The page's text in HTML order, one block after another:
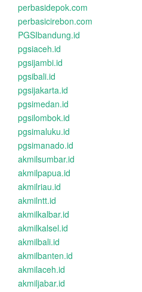
perbasidepok.com
perbasicirebon.com
PGSIbandung.id
pgsiaceh.id
pgsijambi.id
pgsibali.id
pgsijakarta.id
pgsimedan.id
pgsilombok.id
pgsimaluku.id
pgsimanado.id
akmilsumbar.id
akmilpapua.id
akmilriau.id
akmilntt.id
akmilkalbar.id
akmilkalsel.id
akmilbali.id
akmilbanten.id
akmilaceh.id
akmiljabar.id